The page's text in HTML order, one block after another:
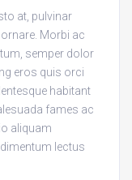
at, pulvinar
Morbi ac
semper dolor
eros quis orci
habitant
fames ac
aliquam
lectus